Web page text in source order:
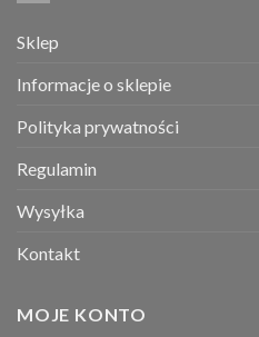
Sklep
Informacje o sklepie
Polityka prywatności
Regulamin
Wysyłka
Kontakt
MOJE KONTO